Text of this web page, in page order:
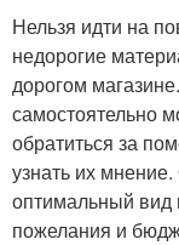
Нельзя идти на
недорогие
дорогом
самостоятельно
обратиться за
узнать их
оптимальный вид
пожелания и